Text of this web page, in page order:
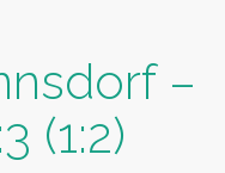
–
(1:2)